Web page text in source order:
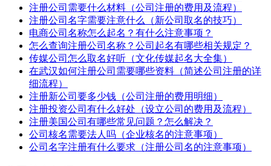
注册公司需要什么材料（公司注册的费用及流程）
注册公司名字需要注意什么（新公司取名的技巧）
电商公司名称怎么起名？有什么注意事项？
怎么查询注册公司名称？公司起名有哪些相关规定？
传媒公司怎么取名好听（文化传媒起名大全集）
在武汉如何注册公司需要哪些资料（简述公司注册的详
细流程）
注册新公司要多少钱（公司注册的费用明细）
注册投资公司有什么好处（设立公司的费用及流程）
注册美国公司有哪些常见问题？怎么解决？
公司核名需要法人吗（企业核名的注意事项）
公司名字注册有什么要求（注册公司名的注意事项）